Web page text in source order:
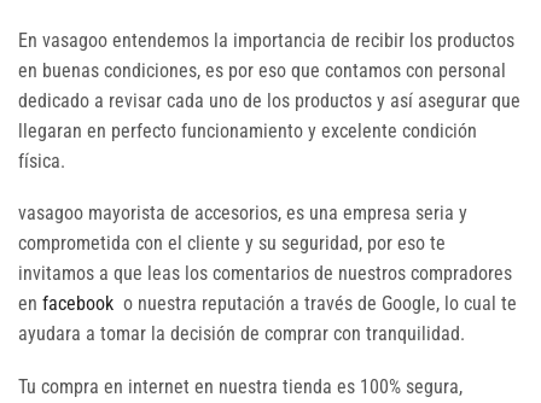
En vasagoo entendemos la importancia de recibir los productos
en buenas condiciones, es por eso que contamos con personal
dedicado a revisar cada uno de los productos y así asegurar que
llegaran en perfecto funcionamiento y excelente condición
física.
vasagoo mayorista de accesorios, es una empresa seria y
comprometida con el cliente y su seguridad, por eso te
invitamos a que leas los comentarios de nuestros compradores
en facebook o nuestra reputación a través de Google, lo cual te
ayudara a tomar la decisión de comprar con tranquilidad.
Tu compra en internet en nuestra tienda es 100% segura,